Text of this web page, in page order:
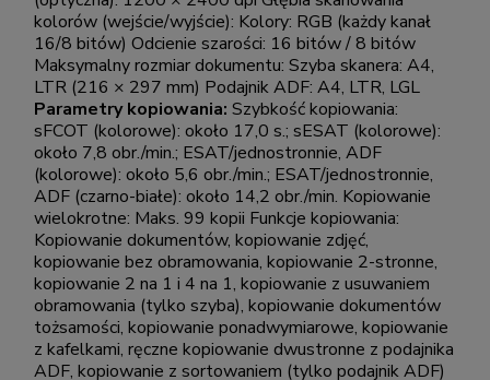
kolorów (wejście/wyjście): Kolory: RGB (każdy kanał
16/8 bitów) Odcienie szarości: 16 bitów / 8 bitów
Maksymalny rozmiar dokumentu: Szyba skanera: A4,
LTR (216 × 297 mm) Podajnik ADF: A4, LTR, LGL
Parametry kopiowania: Szybkość kopiowania:
sFCOT (kolorowe): około 17,0 s.; sESAT (kolorowe):
około 7,8 obr./min.; ESAT/jednostronnie, ADF
(kolorowe): około 5,6 obr./min.; ESAT/jednostronnie,
ADF (czarno-białe): około 14,2 obr./min. Kopiowanie
wielokrotne: Maks. 99 kopii Funkcje kopiowania:
Kopiowanie dokumentów, kopiowanie zdjęć,
kopiowanie bez obramowania, kopiowanie 2-stronne,
kopiowanie 2 na 1 i 4 na 1, kopiowanie z usuwaniem
obramowania (tylko szyba), kopiowanie dokumentów
tożsamości, kopiowanie ponadwymiarowe, kopiowanie
z kafelkami, ręczne kopiowanie dwustronne z podajnika
ADF, kopiowanie z sortowaniem (tylko podajnik ADF)